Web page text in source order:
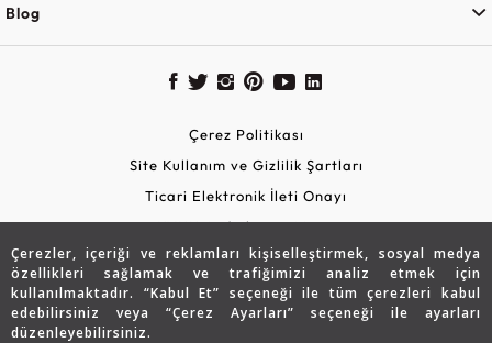
Çerezler, içeriği ve reklamları kişiselleştirmek, sosyal medya
özellikleri sağlamak ve trafiğimizi analiz etmek için
kullanılmaktadır. “Kabul Et” seçeneği ile tüm çerezleri kabul
edebilirsiniz veya “Çerez Ayarları” seçeneği ile ayarları
düzenleyebilirsiniz.
Blog
Çerez Politikası
Site Kullanım ve Gizlilik Şartları
Ticari Elektronik İleti Onayı
KVKK Aydınlatma Metni
Güvenli Alışveriş